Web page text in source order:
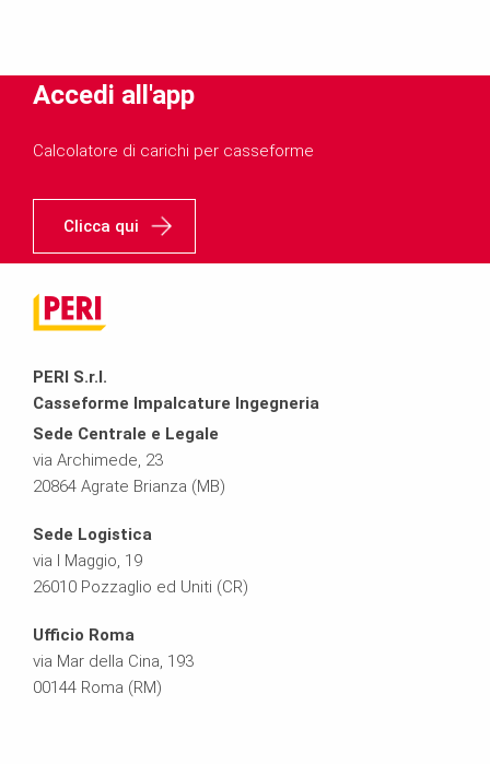
Accedi all'app
Calcolatore di carichi per casseforme
Clicca qui
PERI S.r.l.
Casseforme Impalcature Ingegneria
Sede Centrale e Legale
via Archimede, 23
20864 Agrate Brianza (MB)
Sede Logistica
via I Maggio, 19
26010 Pozzaglio ed Uniti (CR)
Ufficio Roma
via Mar della Cina, 193
00144 Roma (RM)